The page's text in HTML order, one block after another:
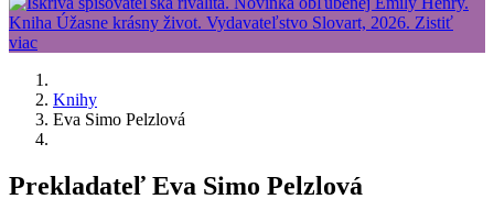
Knihy
Eva Simo Pelzlová
Prekladateľ Eva Simo Pelzlová